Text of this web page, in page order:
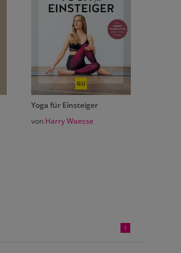
Yoga für Einsteiger
von Harry Waesse
1